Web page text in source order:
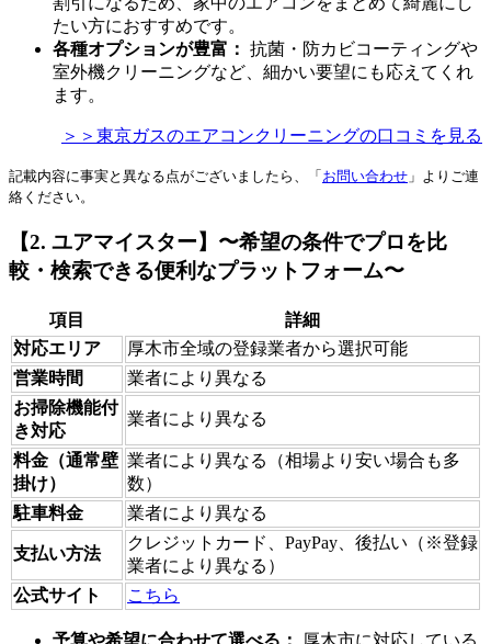
たい方におすすめです。
各種オプションが豊富： 抗菌・防カビコーティングや
室外機クリーニングなど、細かい要望にも応えてくれ
ます。
＞＞東京ガスのエアコンクリーニングの口コミを見る
記載内容に事実と異なる点がございましたら、「 お問い合わせ 」よりご連
絡ください。
【2. ユアマイスター】〜希望の条件でプロを比
較・検索できる便利なプラットフォーム〜
項目
詳細
対応エリア
厚木市全域の登録業者から選択可能
営業時間
業者により異なる
お掃除機能付
き対応
業者により異なる
料金（通常壁
掛け）
業者により異なる（相場より安い場合も多
数）
駐車料金
業者により異なる
支払い方法
クレジットカード、PayPay、後払い（※登録
業者により異なる）
公式サイト
こちら
予算や希望に合わせて選べる：
厚木市に対応している